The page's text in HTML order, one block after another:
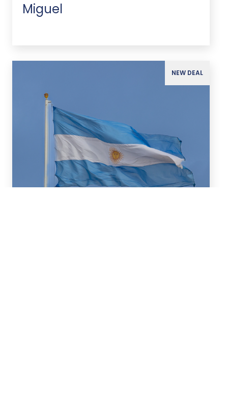
Miguel
NEW DEAL